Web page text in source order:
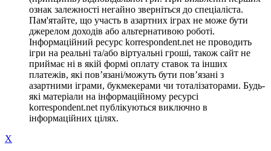
ознак залежності негайно зверніться до спеціаліста.
Пам'ятайте, що участь в азартних іграх не може бути
джерелом доходів або альтернативою роботі.
Інформаційний ресурс korrespondent.net не проводить
ігри на реальні та/або віртуальні гроші, також сайт не
приймає ні в якій формі оплату ставок та інших
платежів, які пов’язані/можуть бути пов’язані з
азартними іграми, букмекерами чи тоталізаторами. Будь-
які матеріали на інформаційному ресурсі
korrespondent.net публікуються виключно в
інформаційних цілях.
X